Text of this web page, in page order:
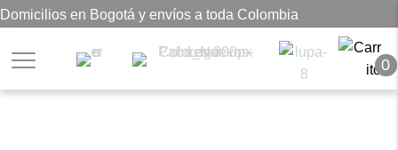
Domicilios en Bogotá y envíos a toda Colombia
0